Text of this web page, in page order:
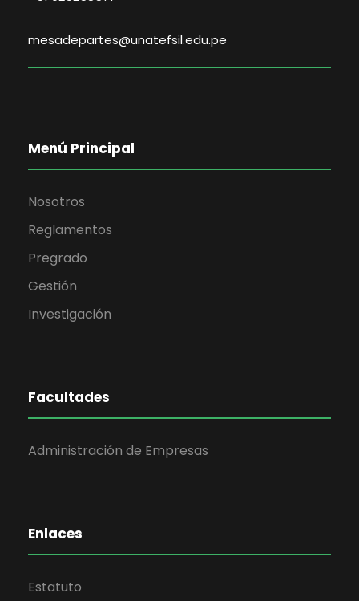
mesadepartes@unatefsil.edu.pe
Menú Principal
Nosotros
Reglamentos
Pregrado
Gestión
Investigación
Facultades
Administración de Empresas
Enlaces
Estatuto